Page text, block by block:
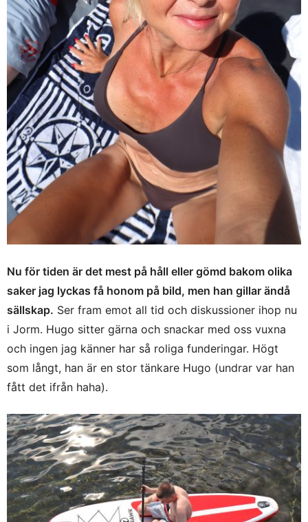
Nu för tiden är det mest på håll eller gömd bakom olika
saker jag lyckas få honom på bild, men han gillar ändå
sällskap. Ser fram emot all tid och diskussioner ihop nu
i Jorm. Hugo sitter gärna och snackar med oss vuxna
och ingen jag känner har så roliga funderingar. Högt
som långt, han är en stor tänkare Hugo (undrar var han
fått det ifrån haha).